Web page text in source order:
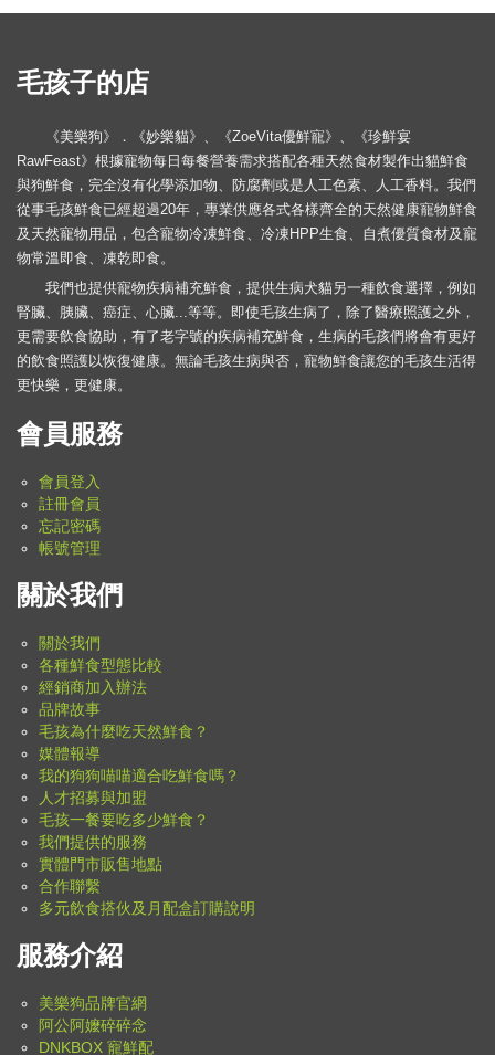
毛孩子的店
《美樂狗》．《妙樂貓》、《ZoeVita優鮮寵》、《珍鮮宴
RawFeast》根據寵物每日每餐營養需求搭配各種天然食材製作出貓鮮食
與狗鮮食，完全沒有化學添加物、防腐劑或是人工色素、人工香料。我們
從事毛孩鮮食已經超過20年，專業供應各式各樣齊全的天然健康寵物鮮食
及天然寵物用品，包含寵物冷凍鮮食、冷凍HPP生食、自煮優質食材及寵
物常溫即食、凍乾即食。
我們也提供寵物疾病補充鮮食，提供生病犬貓另一種飲食選擇，例如
腎臟、胰臟、癌症、心臟...等等。即使毛孩生病了，除了醫療照護之外，
更需要飲食協助，有了老字號的疾病補充鮮食，生病的毛孩們將會有更好
的飲食照護以恢復健康。無論毛孩生病與否，寵物鮮食讓您的毛孩生活得
更快樂，更健康。
會員服務
會員登入
註冊會員
忘記密碼
帳號管理
關於我們
關於我們
各種鮮食型態比較
經銷商加入辦法
品牌故事
毛孩為什麼吃天然鮮食？
媒體報導
我的狗狗喵喵適合吃鮮食嗎？
人才招募與加盟
毛孩一餐要吃多少鮮食？
我們提供的服務
實體門市販售地點
合作聯繫
多元飲食搭伙及月配盒訂購說明
服務介紹
美樂狗品牌官網
阿公阿嬤碎碎念
DNKBOX 寵鮮配